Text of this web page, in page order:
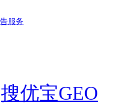
服务
搜优宝GEO